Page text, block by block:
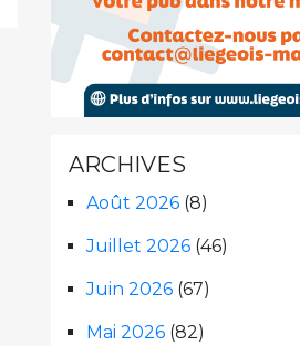
ARCHIVES
Août 2026 (8)
Juillet 2026 (46)
Juin 2026 (67)
Mai 2026 (82)